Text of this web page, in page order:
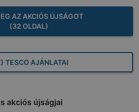
AZ AKCIÓS ÚJSÁGOT
(32 OLDAL)
TESCO AJÁNLATAI
akciós újságjai